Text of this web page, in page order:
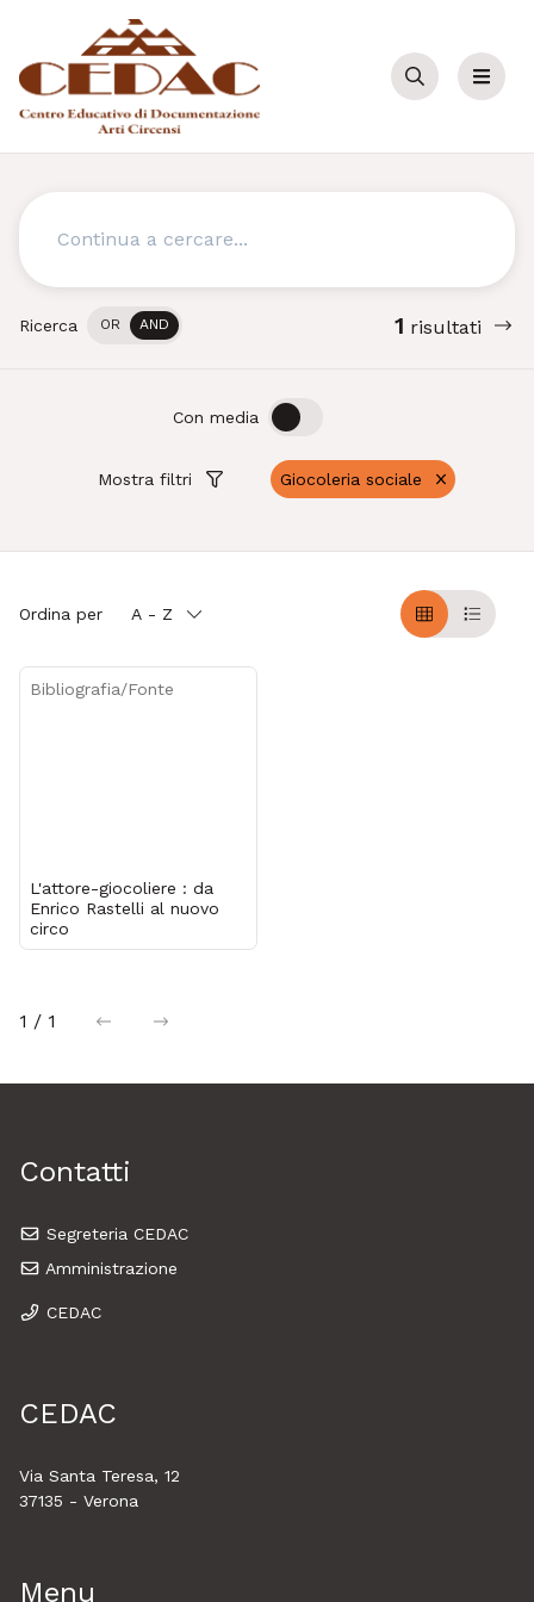
Cerca Menu
Cerca
Ricerca OR AND 1 risultati
Mostra filtri Giocoleria sociale
Con media OFF
Ordina per A - Z
GrigliaTable
Bibliografia/Fonte
L'attore-giocoliere : da
Enrico Rastelli al nuovo
circo
1 / 1 precedentesuccessiva
Contatti
Segreteria CEDAC
Amministrazione
CEDAC
CEDAC
Via Santa Teresa, 12
37135 - Verona
Menu